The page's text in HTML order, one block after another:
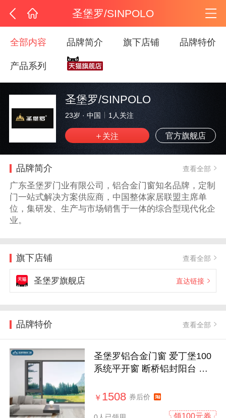
圣堡罗/SINPOLO
全部内容 品牌简介 旗下店铺 品牌特价
产品系列
圣堡罗/SINPOLO
23岁 · 中国 1 人关注
官方旗舰店
品牌简介 查看全部
广东圣堡罗门业有限公司，铝合金门窗知名品牌，定制
门一站式解决方案供应商，中国整体家居联盟主席单
位，集研发、生产与市场销售于一体的综合型现代化企
业。
旗下店铺 查看全部
圣堡罗旗舰店 直达链接
品牌特价 查看全部
圣堡罗铝合金门窗 爱丁堡100
系统平开窗 断桥铝封阳台 定
￥ 1508 券后价